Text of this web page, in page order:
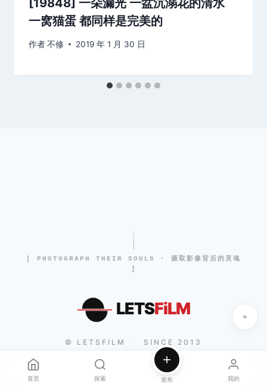
[19848] 一朵漏光 一盆沉溺花的清水
一窝猫蛋 都同样是完美的
作者不修 2019 年 1 月 30 日
[ PHOTOGRAPH THEIR SOULS · 摄取影像背后的灵魂
]
LETSFiLM
© LETSFILM SINCE 2013
首页 探索 发布 我的